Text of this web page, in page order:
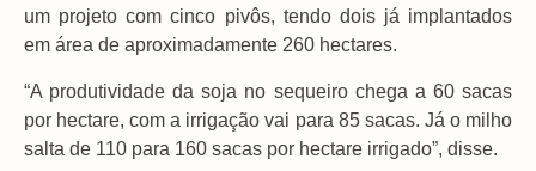
um projeto com cinco pivôs, tendo dois já implantados
em área de aproximadamente 260 hectares.
“A produtividade da soja no sequeiro chega a 60 sacas
por hectare, com a irrigação vai para 85 sacas. Já o milho
salta de 110 para 160 sacas por hectare irrigado”, disse.